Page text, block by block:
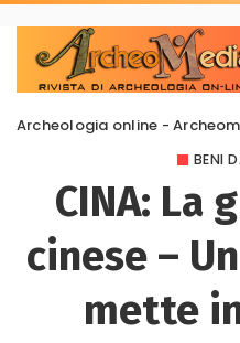
Archeologia online -
BENI
CINA: La
cinese –
mette